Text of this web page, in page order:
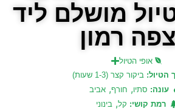
מושלם ליד
רמון
אופי הטיול
הטיול: ביקור קצר (1-3 שעות)
עונה: סתיו, חורף, אביב
רמת קושי: קל, בינוני